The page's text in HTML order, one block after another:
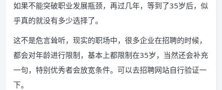
如果不能突破职业发展瓶颈，再过几年，等到了35岁后，似
乎真的就没有多少选择了。
这不是危言耸听，现实的职场中，很多企业在招聘的时候，
都会对年龄进行限制，基本上都限制在35岁，当然还会补充
一句，特别优秀者会放宽条件。可以去招聘网站自行验证一
下。